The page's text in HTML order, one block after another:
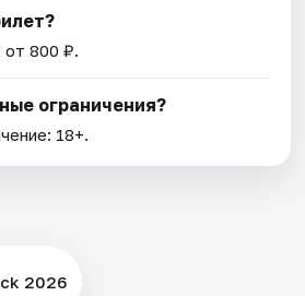
от 800 ₽.
ограничения?
18+.
2026